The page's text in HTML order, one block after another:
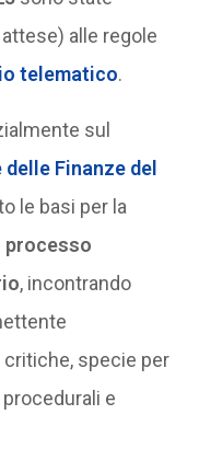
alle regole
telematico.
sul
Finanze del
le basi per la
processo
, incontrando
specie per
e